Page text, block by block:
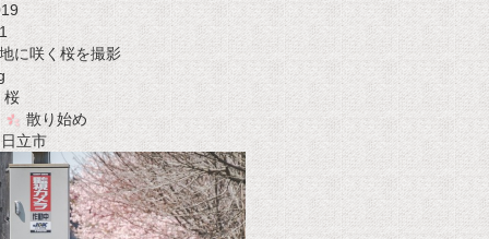
1
に咲く桜を撮影
桜
散り始め
立市